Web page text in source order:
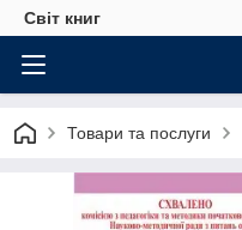
Світ книг
Товари та послуги